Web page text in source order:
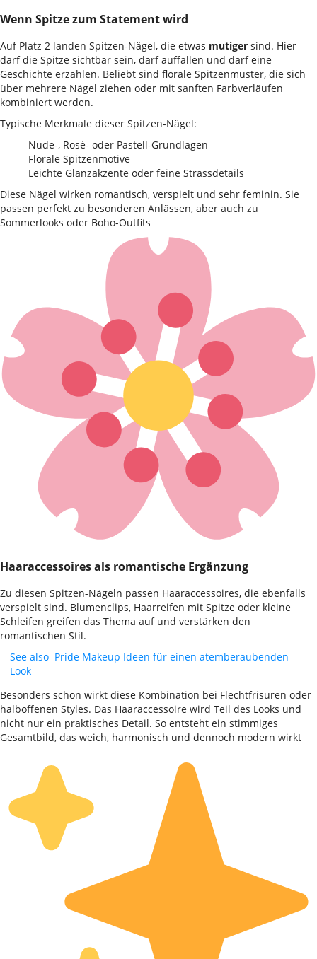
Wenn Spitze zum Statement wird
Auf Platz 2 landen Spitzen-Nägel, die etwas mutiger sind. Hier
darf die Spitze sichtbar sein, darf auffallen und darf eine
Geschichte erzählen. Beliebt sind florale Spitzenmuster, die sich
über mehrere Nägel ziehen oder mit sanften Farbverläufen
kombiniert werden.
Typische Merkmale dieser Spitzen-Nägel:
Nude-, Rosé- oder Pastell-Grundlagen
Florale Spitzenmotive
Leichte Glanzakzente oder feine Strassdetails
Diese Nägel wirken romantisch, verspielt und sehr feminin. Sie
passen perfekt zu besonderen Anlässen, aber auch zu
Sommerlooks oder Boho-Outfits
Haaraccessoires als romantische Ergänzung
Zu diesen Spitzen-Nägeln passen Haaraccessoires, die ebenfalls
verspielt sind. Blumenclips, Haarreifen mit Spitze oder kleine
Schleifen greifen das Thema auf und verstärken den
romantischen Stil.
See also Pride Makeup Ideen für einen atemberaubenden
Look
Besonders schön wirkt diese Kombination bei Flechtfrisuren oder
halboffenen Styles. Das Haaraccessoire wird Teil des Looks und
nicht nur ein praktisches Detail. So entsteht ein stimmiges
Gesamtbild, das weich, harmonisch und dennoch modern wirkt